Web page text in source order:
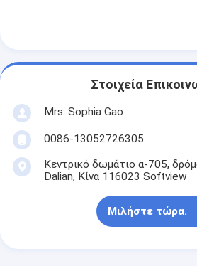
Περίπου εμείς
Μας ελάτε σε επαφή με
Συγκολλητική ταινία μόνωσης
Στοιχεία
Mrs. Sophia Gao
0086-13052726305
Κεντρικό δωμάτιο α-705,
Dalian, Κίνα 116023 Softview
Μιλήστε τώρα.